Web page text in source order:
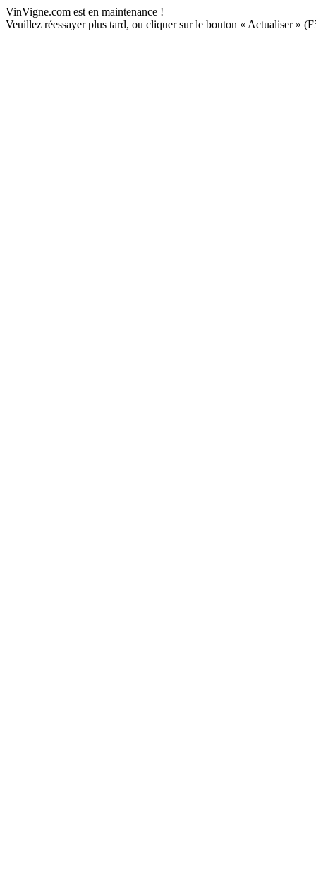
VinVigne.com est en maintenance !
Veuillez réessayer plus tard, ou cliquer sur le bouton « Actualiser »